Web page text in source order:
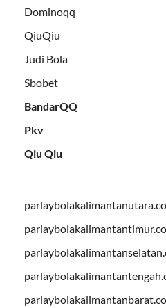
Dominoqq
QiuQiu
Judi Bola
Sbobet
BandarQQ
Pkv
Qiu Qiu